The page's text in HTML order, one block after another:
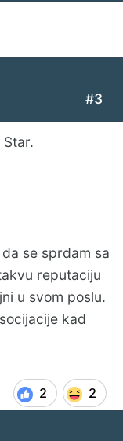
#3
se sprdam sa
reputaciju
u svom poslu.
kad
2 2